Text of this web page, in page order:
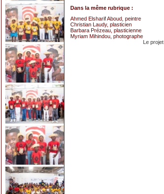
Dans la même rubrique :
Ahmed Elsharif Aboud, peintre
Christian Laudy, plasticien
Barbara Prézeau, plasticienne
Myriam Mihindou, photographe
Le projet